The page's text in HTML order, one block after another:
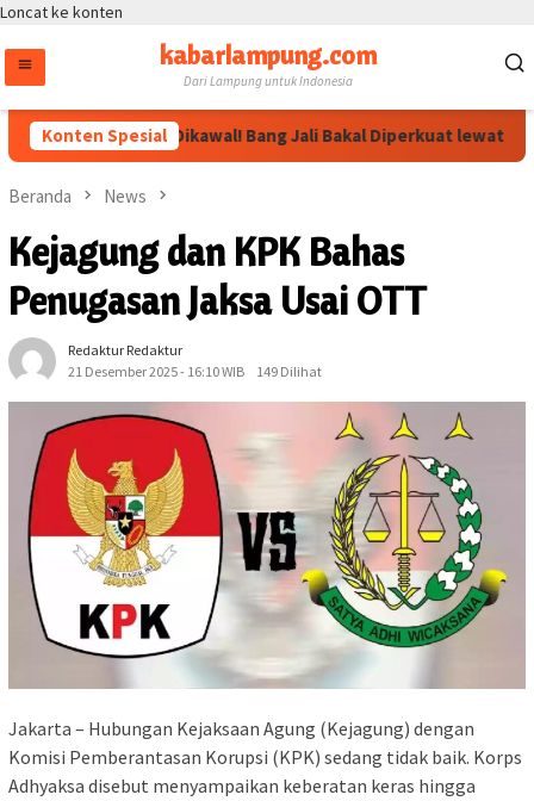
Loncat ke konten
kabarlampung.com
Dari Lampung untuk Indonesia
Konten Spesial
Megawati Dikawal! Bang Jali Bakal Diperkuat lewat Pojok
Beranda News
Kejagung dan KPK Bahas
Penugasan Jaksa Usai OTT
Redaktur Redaktur
21 Desember 2025 - 16:10 WIB
149 Dilihat
Jakarta – Hubungan Kejaksaan Agung (Kejagung) dengan
Komisi Pemberantasan Korupsi (KPK) sedang tidak baik. Korps
Adhyaksa disebut menyampaikan keberatan keras hingga